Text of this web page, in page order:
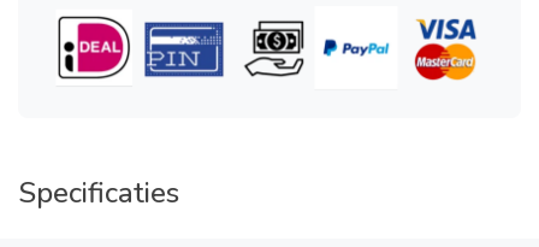
Specificaties